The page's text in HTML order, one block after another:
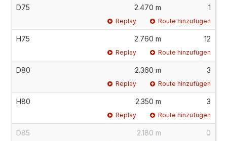
D75 2.470 m 1
Replay Route hinzufügen
H75 2.760 m 12
Replay Route hinzufügen
D80 2.360 m 3
Replay Route hinzufügen
H80 2.350 m 3
Replay Route hinzufügen
D85 2.180 m 0